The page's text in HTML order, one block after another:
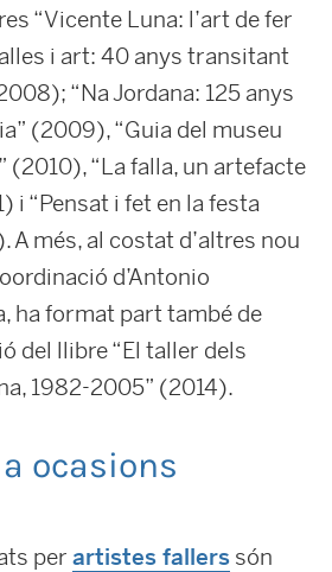
“Vicente Luna: l’art de fer
i art: 40 anys transitant
“Na Jordana: 125 anys
(2009), “Guia del museu
(2010), “La falla, un artefacte
i “Pensat i fet en la festa
A més, al costat d’altres nou
d’Antonio
ha format part també de
del llibre “El taller dels
1982-2005” (2014).
ocasions
per artistes fallers són